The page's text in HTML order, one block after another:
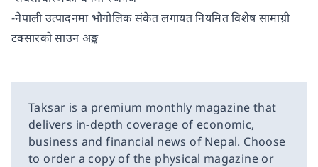
-नेपाली उत्पादनमा भौगोलिक संकेत लगायत नियमित विशेष सामाग्री
टक्सारको साउन अङ्क
Taksar is a premium monthly magazine that
delivers in-depth coverage of economic,
business and financial news of Nepal. Choose
to order a copy of the physical magazine or